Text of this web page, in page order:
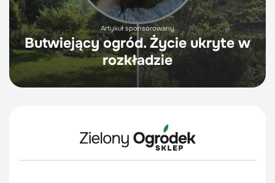
Artykuł sponsorowany
Butwiejący ogród. Życie ukryte w
rozkładzie